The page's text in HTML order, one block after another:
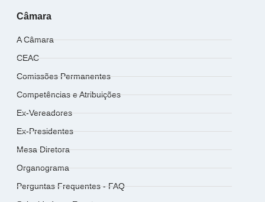
Câmara
A Câmara
CEAC
Comissões Permanentes
Competências e Atribuições
Ex-Vereadores
Ex-Presidentes
Mesa Diretora
Organograma
Perguntas Frequentes - FAQ